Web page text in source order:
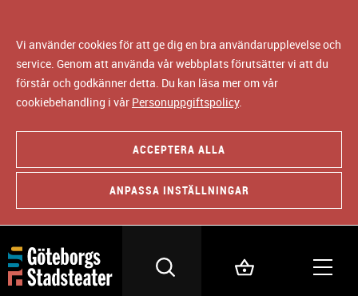
Vi använder cookies för att ge dig en bra användarupplevelse och
service. Genom att använda vår webbplats förutsätter vi att du
förstår och godkänner detta. Du kan läsa mer om vår
cookiebehandling i vår Personuppgiftspolicy.
ACCEPTERA ALLA
ANPASSA INSTÄLLNINGAR